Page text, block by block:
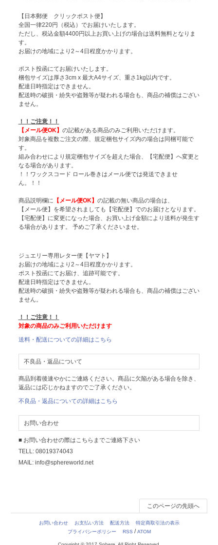
【日本郵便 クリックポスト便】
全国一律220円（税込）でお届けいたします。
ただし、税込金額4400円以上お買い上げの場合は送料無料となりま
す。
お届けの地域により2～4日程度かかります。
ポスト投函にてお届けいたします。
梱包サイズは厚さ3cm x 最大A4サイズ、重さ1kg以内です。
配達日時指定はできません。
配送時の破損・紛失や盗難等が疑われる場合も、商品の補償はござい
ません。
！！ご注意！！
【メール便OK】 の記載がある商品のみご利用いただけます。
対象商品を複数ご注文の際、規定梱包サイズ内の場合は同梱可能で
す。
組み合わせにより規定梱包サイズを超えた場合、【宅配便】へ変更と
なる場合があります。
！！ワックスコード ロール巻きはメール便では発送できませ
ん。！！
商品説明欄に 【メール便OK】 の記載の無い商品の場合は、
【メール便】を希望されましても【宅配便】でのお届けとなります。
【宅配便】に変更になった場合、お買い上げ金額により送料が発生す
る場合があります。 予めご了承くださいませ。
ジュエリー専用レター便【ヤマト】
お届けの地域により2～4日程度かかります。
ポスト投函にてお届け、追跡可能です。
配達日時指定はできません。
配送時の破損・紛失や盗難等が疑われる場合も、商品の補償はござい
ません。
！！ご注意！！
対象の商品のみご利用いただけます
送料・配送についての詳細はこちら
不良品・返品について
商品到着後速やかにご連絡ください。商品に欠陥がある場合を除き、
返品には応じかねますのでご了承ください。
不良品・返品についての詳細はこちら
お問い合わせ
■ お問い合わせの際はこちらまでご連絡下さい
TELL: 08019374043
MAIL: info@sphereworld.net
このページの先頭へ
お問い合わせ お支払い方法 配送方法
特定商取引法の表示
プライバシーポリシー
RSS /ATOM